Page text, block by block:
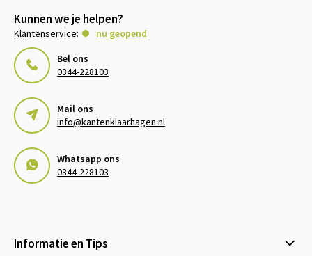
Kunnen we je helpen?
Klantenservice:
nu geopend
Bel ons
0344-228103
Mail ons
info@kantenklaarhagen.nl
Whatsapp ons
0344-228103
Informatie en Tips